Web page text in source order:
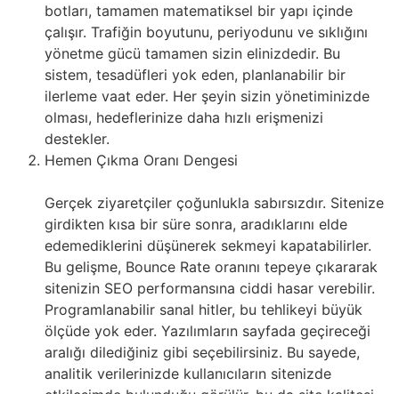
botları, tamamen matematiksel bir yapı içinde
çalışır. Trafiğin boyutunu, periyodunu ve sıklığını
yönetme gücü tamamen sizin elinizdedir. Bu
sistem, tesadüfleri yok eden, planlanabilir bir
ilerleme vaat eder. Her şeyin sizin yönetiminizde
olması, hedeflerinize daha hızlı erişmenizi
destekler.
Hemen Çıkma Oranı Dengesi
Gerçek ziyaretçiler çoğunlukla sabırsızdır. Sitenize
girdikten kısa bir süre sonra, aradıklarını elde
edemediklerini düşünerek sekmeyi kapatabilirler.
Bu gelişme, Bounce Rate oranını tepeye çıkararak
sitenizin SEO performansına ciddi hasar verebilir.
Programlanabilir sanal hitler, bu tehlikeyi büyük
ölçüde yok eder. Yazılımların sayfada geçireceği
aralığı dilediğiniz gibi seçebilirsiniz. Bu sayede,
analitik verilerinizde kullanıcıların sitenizde